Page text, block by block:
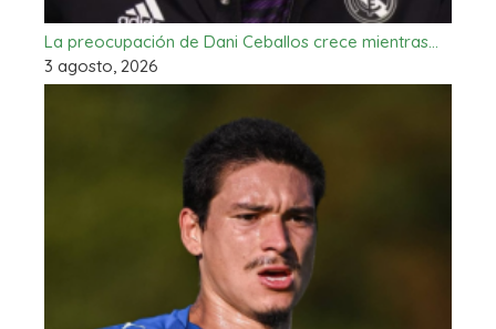
La preocupación de Dani Ceballos crece mientras…
3 agosto, 2026